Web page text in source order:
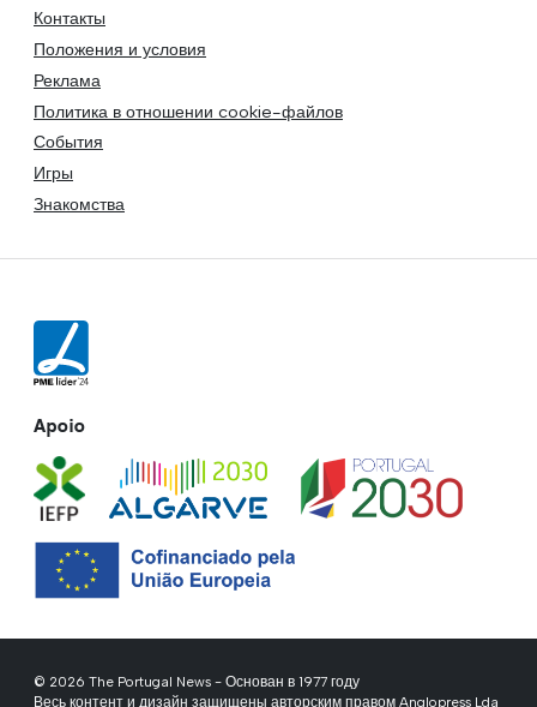
Контакты
Положения и условия
Реклама
Политика в отношении cookie-файлов
События
Игры
Знакомства
Apoio
© 2026 The Portugal News - Основан в 1977 году
Весь контент и дизайн защищены авторским правом Anglopress Lda